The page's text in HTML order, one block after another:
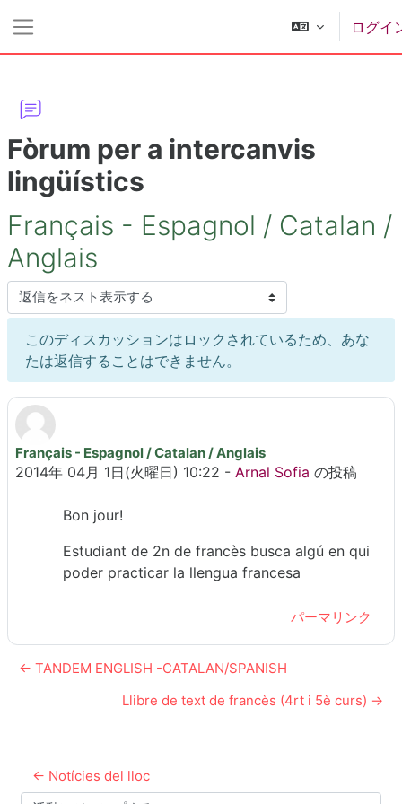
ログイ
Fòrum per a intercanvis
lingüístics
Français - Espagnol / Catalan /
Anglais
表示モード
このディスカッションはロックされているため、あな
たは返信することはできません。
Français - Espagnol / Catalan / Anglais
2014年 04月 1日(火曜日) 10:22 - Arnal Sofia の投稿
返信数: 0
Bon jour!
Estudiant de 2n de francès busca algú en qui
poder practicar la llengua francesa
パーマリンク
← TANDEM ENGLISH -CATALAN/SPANISH
Llibre de text de francès (4rt i 5è curs) →
← Notícies del lloc